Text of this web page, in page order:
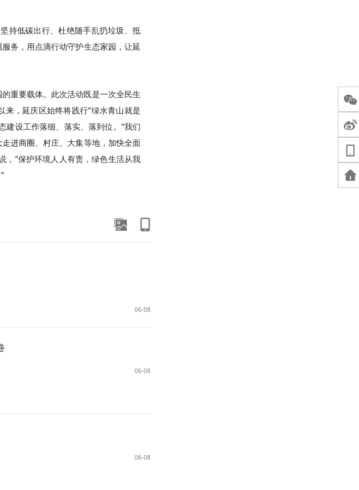
持低碳出行、杜绝随手乱扔垃圾、抵
务，用点滴行动守护生态家园，让延
重要载体。此次活动既是一次全民生
，延庆区始终将践行“绿水青山就是
建设工作落细、落实、落到位。“我们
进商圈、村庄、大集等地，加快全面
，“保护环境人人有责，绿色生活从我
06-08
06-08
06-08